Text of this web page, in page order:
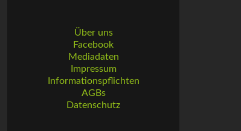
Über uns
Facebook
Mediadaten
Impressum
Informationspflichten
AGBs
Datenschutz